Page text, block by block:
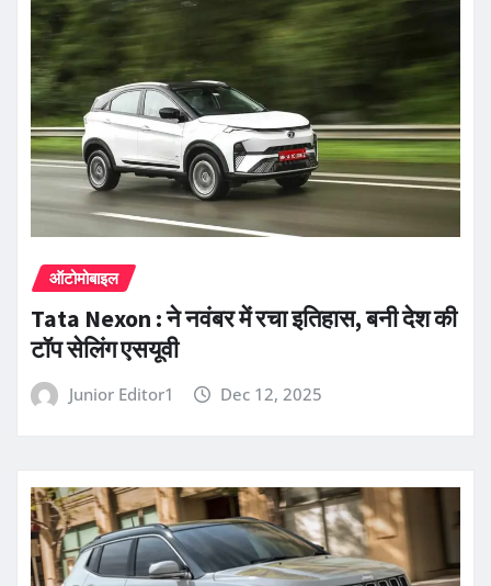
ऑटोमोबाइल
Tata Nexon : ने नवंबर में रचा इतिहास, बनी देश की
टॉप सेलिंग एसयूवी
Junior Editor1 Dec 12, 2025